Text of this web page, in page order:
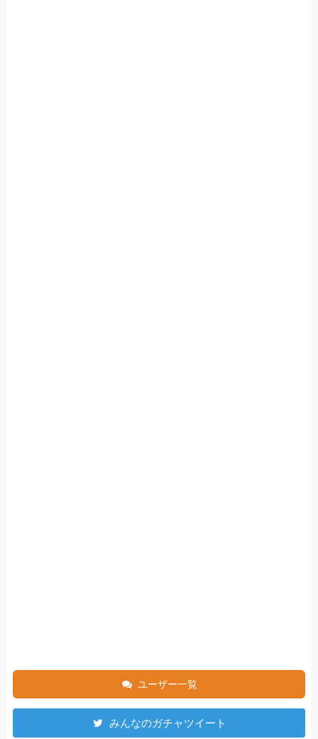
ユーザー一覧
みんなのガチャツイート